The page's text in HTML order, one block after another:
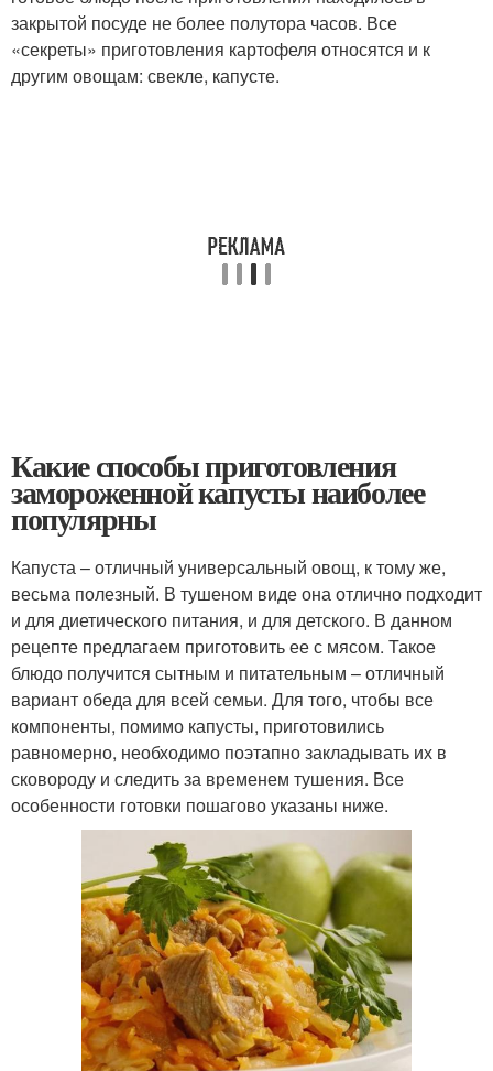
закрытой посуде не более полутора часов. Все
«секреты» приготовления картофеля относятся и к
другим овощам: свекле, капусте.
Какие способы приготовления
замороженной капусты наиболее
популярны
Капуста – отличный универсальный овощ, к тому же,
весьма полезный. В тушеном виде она отлично подходит
и для диетического питания, и для детского. В данном
рецепте предлагаем приготовить ее с мясом. Такое
блюдо получится сытным и питательным – отличный
вариант обеда для всей семьи. Для того, чтобы все
компоненты, помимо капусты, приготовились
равномерно, необходимо поэтапно закладывать их в
сковороду и следить за временем тушения. Все
особенности готовки пошагово указаны ниже.